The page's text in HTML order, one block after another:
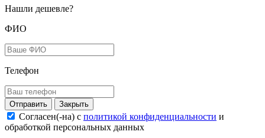
Нашли дешевле?
ФИО
Телефон
Закрыть
Согласен(-на) c политикой конфиденциальности и
обработкой персональных данных